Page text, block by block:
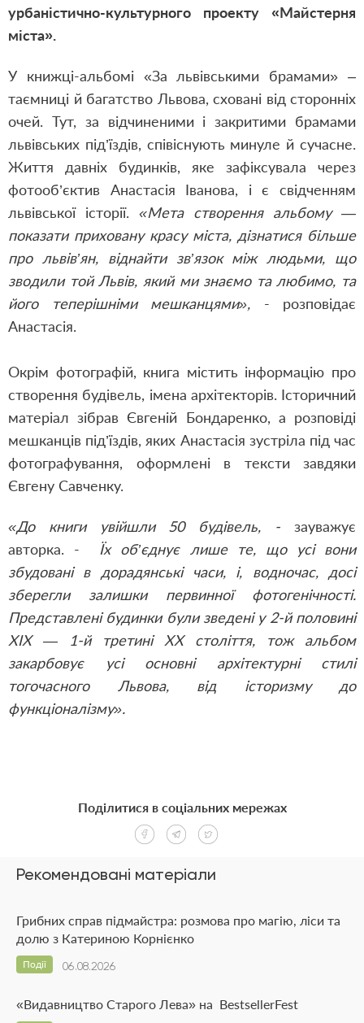
урбаністично-культурного проекту «Майстерня
міста».
У книжці-альбомі «За львівськими брамами» –
таємниці й багатство Львова, сховані від сторонніх
очей. Тут, за відчиненими і закритими брамами
львівських під’їздів, співіснують минуле й сучасне.
Життя давніх будинків, яке зафіксувала через
фотооб’єктив Анастасія Іванова, і є свідченням
львівської історії. «Мета створення альбому —
показати приховану красу міста, дізнатися більше
про львів’ян, віднайти зв’язок між людьми, що
зводили той Львів, який ми знаємо та любимо, та
його теперішніми мешканцями», - розповідає
Анастасія.
Окрім фотографій, книга містить інформацію про
створення будівель, імена архітекторів. Історичний
матеріал зібрав Євгеній Бондаренко, а розповіді
мешканців під’їздів, яких Анастасія зустріла під час
фотографування, оформлені в тексти завдяки
Євгену Савченку.
«До книги увійшли 50 будівель, - зауважує
авторка. - Їх об’єднує лише те, що усі вони
збудовані в дорадянські часи, і, водночас, досі
зберегли залишки первинної фотогенічності.
Представлені будинки були зведені у 2-й половині
ХІХ — 1-й третині ХХ століття, тож альбом
закарбовує усі основні архітектурні стилі
тогочасного Львова, від історизму до
функціоналізму».
Рекомендовані матеріали
Грибних справ підмайстра: розмова про магію, ліси та
долю з Катериною Корнієнко
06.08.2026
Події
«Видавництво Старого Лева» на BestsellerFest
Поділитися в соціальних мережах